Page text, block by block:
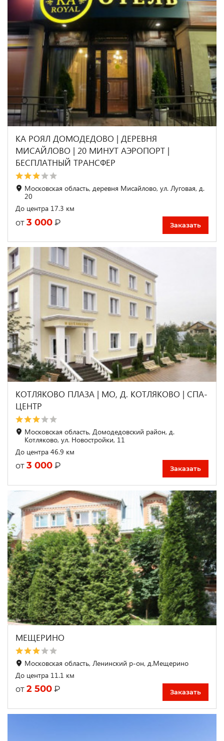
КА РОЯЛ ДОМОДЕДОВО | ДЕРЕВНЯ
МИСАЙЛОВО | 20 МИНУТ АЭРОПОРТ |
БЕСПЛАТНЫЙ ТРАНСФЕР
Московская область, деревня Мисайлово, ул. Луговая, д.
20
До центра 17.3 км
от 3 000 ₽ Заказать
КОТЛЯКОВО ПЛАЗА | МО, Д. КОТЛЯКОВО | СПА-
ЦЕНТР
Московская область, Домодедовский район, д.
Котляково, ул. Новостройки, 11
До центра 46.9 км
от 3 000 ₽ Заказать
МЕЩЕРИНО
Московская область, Ленинский р-он, д.Мещерино
До центра 11.1 км
от 2 500 ₽ Заказать